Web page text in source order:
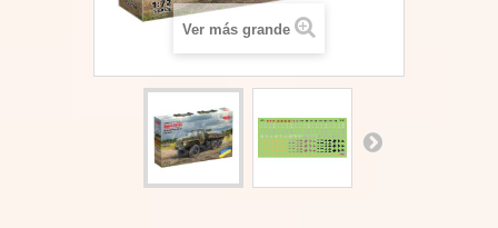
Ver más grande